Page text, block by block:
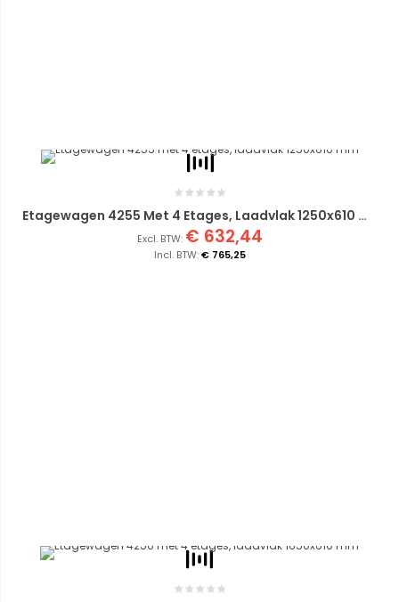
Etagewagen 4255 Met 4 Etages, Laadvlak 1250x610 Mm
€ 765,25
€ 632,44